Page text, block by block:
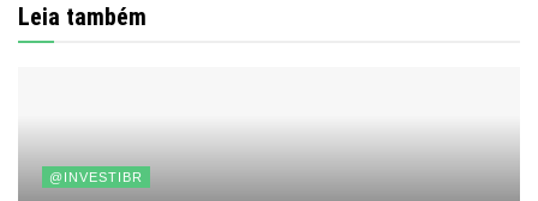
Leia também
@INVESTIBR